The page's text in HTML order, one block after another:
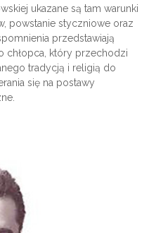
ukazane są tam warunki
powstanie styczniowe oraz
przedstawiają
chłopca, który przechodzi
tradycją i religią do
się na postawy